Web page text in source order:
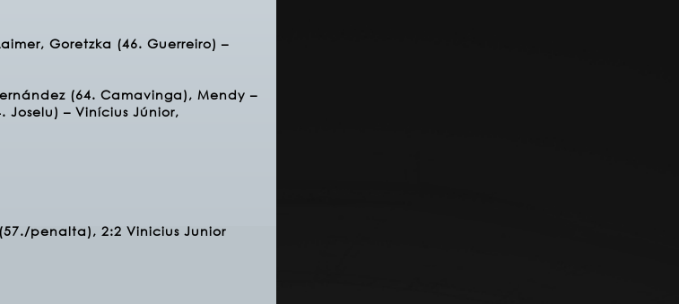
Goretzka (46. Guerreiro) –
(64. Camavinga), Mendy –
Joselu) – Vinícius Júnior,
penalta), 2:2 Vinicius Junior